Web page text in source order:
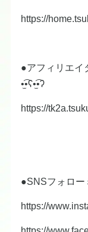
https://
●アフィリエイ
•̫͡•ʕ•̫͡•ʔ
https://
●SNSフォロ
https://